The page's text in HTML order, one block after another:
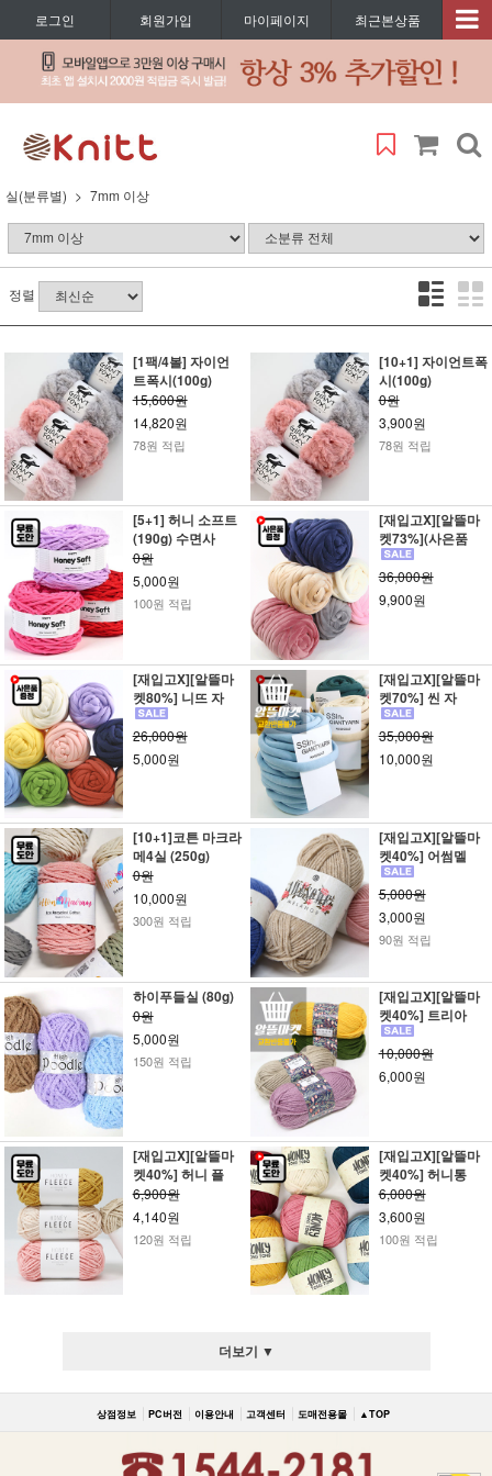
로그인 회원가입 마이페이지 최근본상품
실(분류별) 7mm 이상
정렬
[1팩/4볼] 자이언
트폭시(100g)
15,600원
14,820원
78원 적립
[10+1] 자이언트폭
시(100g)
0원
3,900원
78원 적립
[5+1] 허니 소프트
(190g) 수면사
0원
5,000원
100원 적립
[재입고X][알뜰마
켓73%](사은품
36,000원
9,900원
[재입고X][알뜰마
켓80%] 니뜨 자
26,000원
5,000원
[재입고X][알뜰마
켓70%] 씬 자
35,000원
10,000원
[10+1]코튼 마크라
메4실 (250g)
0원
10,000원
300원 적립
[재입고X][알뜰마
켓40%] 어썸멜
5,000원
3,000원
90원 적립
하이푸들실 (80g)
0원
5,000원
150원 적립
[재입고X][알뜰마
켓40%] 트리아
10,000원
6,000원
[재입고X][알뜰마
켓40%] 허니 플
6,900원
4,140원
120원 적립
[재입고X][알뜰마
켓40%] 허니통
6,000원
3,600원
100원 적립
더보기 ▼
상점정보 PC버전 이용안내 고객센터 도매전용몰 ▲TOP